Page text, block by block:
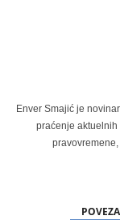
Enver Smajić je
praćenje